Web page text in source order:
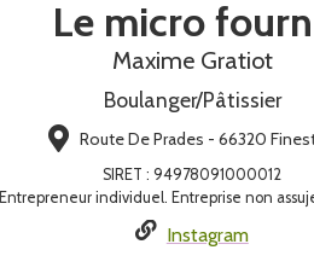
Le micro
Maxime Gratiot
Boulanger/Pâtissier
Route De Prades - 66320
SIRET : 94978091000012
Entrepreneur individuel. Entreprise non
Instagram